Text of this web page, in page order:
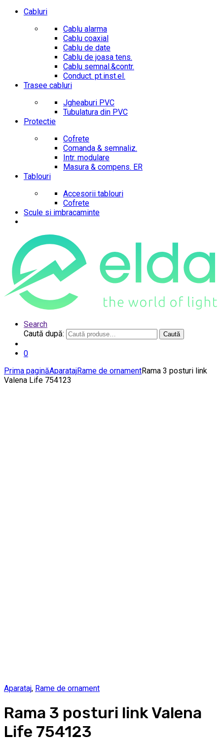
Cabluri
Cablu alarma
Cablu coaxial
Cablu de date
Cablu de joasa tens.
Cablu semnal.&contr.
Conduct. pt.inst.el.
Trasee cabluri
Jgheaburi PVC
Tubulatura din PVC
Protectie
Cofrete
Comanda & semnaliz.
Intr. modulare
Masura & compens. ER
Tablouri
Accesorii tablouri
Cofrete
Scule si imbracaminte
Search
Caută după:
Caută
0
Prima paginăAparatajRame de ornamentRama 3 posturi link
Valena Life 754123
Aparataj, Rame de ornament
Rama 3 posturi link Valena
Life 754123